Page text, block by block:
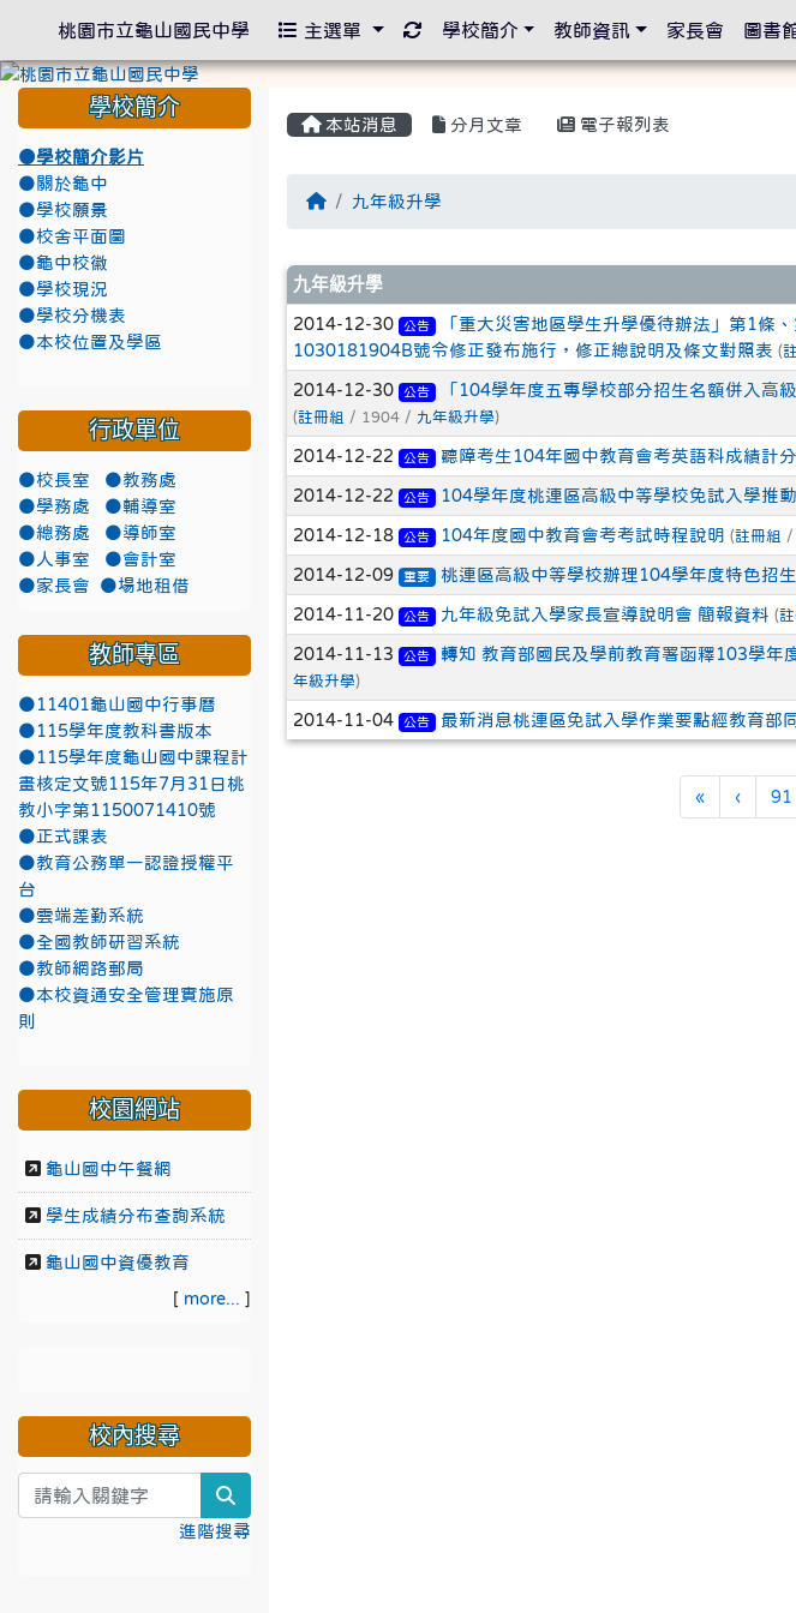
本站消息 分月文章 電子報列表
回首頁九年級升學
文章列表
九年級升學
2014-12-30 公告
「重大災害地區學生升學優待辦法」第1條
1030181904B號令修正發布施行，修正總說明及條文對照表 (
2014-12-30 公告 「104學年度五專學校部分招生名額併入高
(註冊組 / 1904 / 九年級升學)
2014-12-22 公告 聽障考生104年國中教育會考英語科成績計
2014-12-22 公告 104學年度桃連區高級中等學校免試入學推
2014-12-18 公告 104年度國中教育會考考試時程說明 (註冊組 /
2014-12-09 重要 桃連區高級中等學校辦理104學年度特色招
2014-11-20 公告 九年級免試入學家長宣導說明會 簡報資料 (
2014-11-13 公告 轉知 教育部國民及學前教育署函釋103學年
年級升學)
2014-11-04 公告 最新消息桃連區免試入學作業要點經教育部
«第一頁
‹上一頁
91
學校簡介
●學校簡介影片
●關於龜中
●學校願景
●校舍平面圖
●龜中校徽
●學校現況
●學校分機表
●本校位置及學區
行政單位
●校長室
●教務處
●學務處
●輔導室
●總務處
●導師室
●人事室
●會計室
●家長會
●場地租借
教師專區
●11401龜山國中行事曆
●115學年度教科書版本
●115學年度龜山國中課程計
畫核定文號115年7月31日桃
教小字第1150071410號
●正式課表
●教育公務單一認證授權平
台
●雲端差勤系統
●全國教師研習系統
●教師網路郵局
●本校資通安全管理實施原
則
校園網站
龜山國中午餐網
學生成績分布查詢系統
龜山國中資優教育
[ more... ]
校內搜尋
進階搜尋
桃園市立龜山國民中學 主選單 重新取得佈景設定
學校簡介 教師資訊 家長會 圖書